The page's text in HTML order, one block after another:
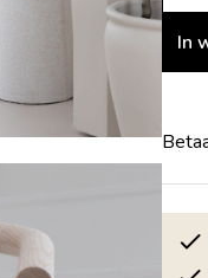
In